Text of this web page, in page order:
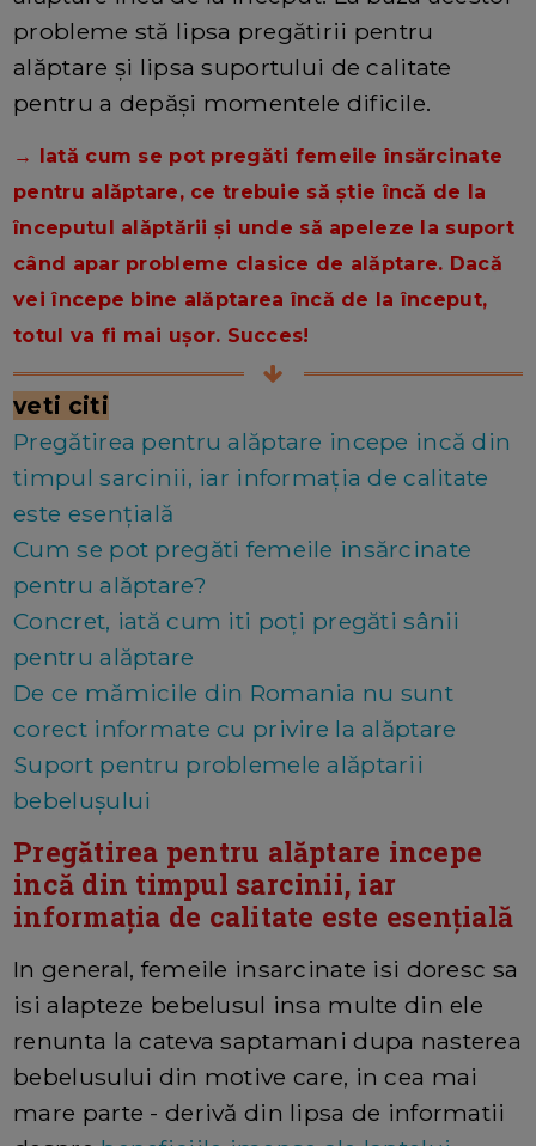
probleme stă lipsa pregătirii pentru
alăptare și lipsa suportului de calitate
pentru a depăși momentele dificile.
→ Iată cum se pot pregăti femeile însărcinate
pentru alăptare, ce trebuie să știe încă de la
începutul alăptării și unde să apeleze la suport
când apar probleme clasice de alăptare. Dacă
vei începe bine alăptarea încă de la început,
totul va fi mai ușor. Succes!
veti citi
Pregătirea pentru alăptare incepe incă din
timpul sarcinii, iar informația de calitate
este esențială
Cum se pot pregăti femeile insărcinate
pentru alăptare?
Concret, iată cum iti poți pregăti sânii
pentru alăptare
De ce mămicile din Romania nu sunt
corect informate cu privire la alăptare
Suport pentru problemele alăptarii
bebelușului
Pregătirea pentru alăptare incepe
incă din timpul sarcinii, iar
informația de calitate este esențială
In general, femeile insarcinate isi doresc sa
isi alapteze bebelusul insa multe din ele
renunta la cateva saptamani dupa nasterea
bebelusului din motive care, in cea mai
mare parte - derivă din lipsa de informatii